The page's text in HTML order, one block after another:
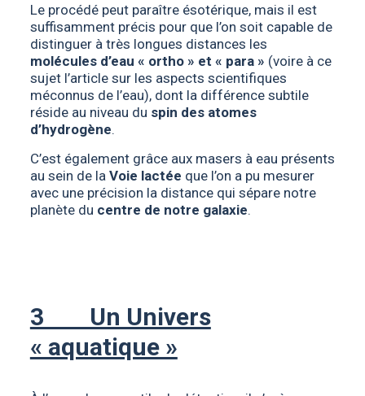
Le procédé peut paraître ésotérique, mais il est
suffisamment précis pour que l’on soit capable de
distinguer à très longues distances les
molécules d’eau « ortho » et « para » (voire à ce
sujet l’article sur les aspects scientifiques
méconnus de l’eau), dont la différence subtile
réside au niveau du spin des atomes
d’hydrogène.
C’est également grâce aux masers à eau présents
au sein de la Voie lactée que l’on a pu mesurer
avec une précision la distance qui sépare notre
planète du centre de notre galaxie.
3 Un Univers
« aquatique »